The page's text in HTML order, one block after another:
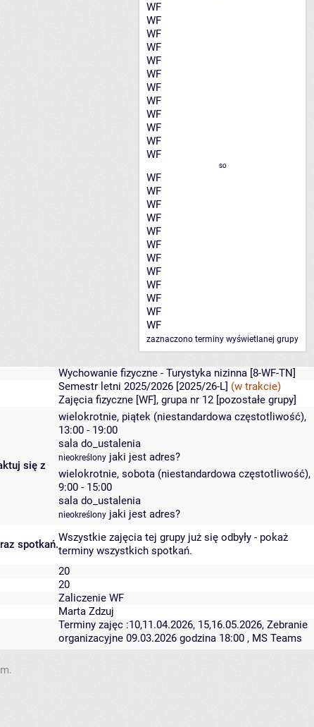
WF
WF
WF
WF
WF
WF
WF
WF
WF
WF
WF
WF
SO
WF
WF
WF
WF
WF
WF
WF
WF
WF
WF
WF
WF
zaznaczono terminy wyświetlanej grupy
Wychowanie fizyczne - Turystyka nizinna [8-WF-TN]
Semestr letni 2025/2026 [2025/26-L] (w trakcie)
Zajęcia fizyczne [WF], grupa nr 12 [pozostałe grupy]
się z
wielokrotnie, piątek (niestandardowa częstotliwość),
13:00 - 19:00
sala do_ustalenia
nieokreślony jaki jest adres?
wielokrotnie, sobota (niestandardowa częstotliwość),
9:00 - 15:00
sala do_ustalenia
nieokreślony jaki jest adres?
spotkań.
Wszystkie zajęcia tej grupy już się odbyły - pokaż
terminy wszystkich spotkań.
20
20
Zaliczenie WF
Marta Zdzuj
Terminy zajęc :10,11.04.2026, 15,16.05.2026, Zebranie
organizacyjne 09.03.2026 godzina 18:00 , MS Teams